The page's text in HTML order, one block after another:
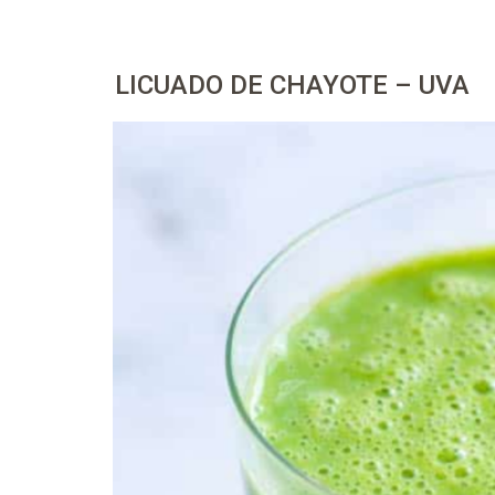
LICUADO DE CHAYOTE – UVA